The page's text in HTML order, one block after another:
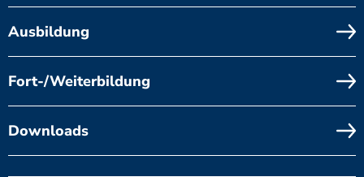
Ausbildung
Fort-/Weiterbildung
Downloads